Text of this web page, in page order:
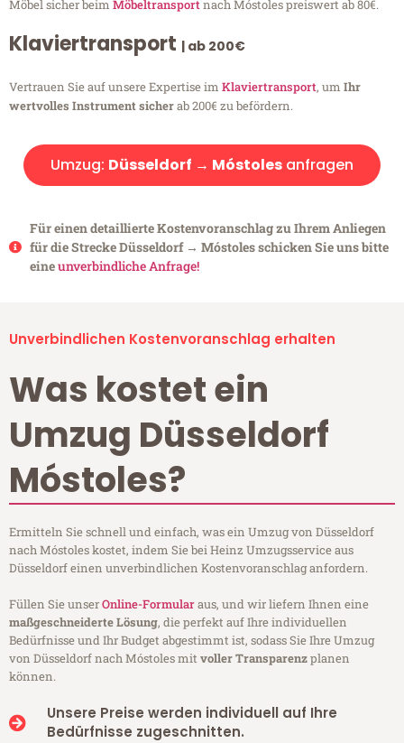
Möbel sicher beim Möbeltransportnach Móstoles preiswert ab 80€.
Klaviertransport | ab 200€
Vertrauen Sie auf unsere Expertise im Klaviertransport, um Ihr
wertvolles Instrument sicherab 200€ zu befördern.
Umzug: Düsseldorf → Móstoles anfragen
Für einen detaillierte Kostenvoranschlag zu Ihrem Anliegen
für die Strecke Düsseldorf → Móstoles schicken Sie uns bitte
eineunverbindliche Anfrage!
Unverbindlichen Kostenvoranschlag erhalten
Was kostet ein
Umzug Düsseldorf
Móstoles?
Ermitteln Sie schnell und einfach, was ein Umzug von Düsseldorf
nach Móstoles kostet, indem Sie bei Heinz Umzugsservice aus
Düsseldorf einen unverbindlichen Kostenvoranschlag anfordern.
Füllen Sie unserOnline-Formularaus, und wir liefern Ihnen eine
maßgeschneiderte Lösung, die perfekt auf Ihre individuellen
Bedürfnisse und Ihr Budget abgestimmt ist, sodass Sie Ihre Umzug
von Düsseldorf nach Móstoles mitvoller Transparenzplanen
können.
Unsere Preise werden individuell auf Ihre
Bedürfnisse zugeschnitten.